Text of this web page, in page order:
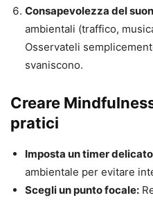
Consapevolezza del
ambientali (traffico,
Osservateli
svaniscono.
Creare
pratici
Imposta un timer
ambientale per evitare
Scegli un punto focale: